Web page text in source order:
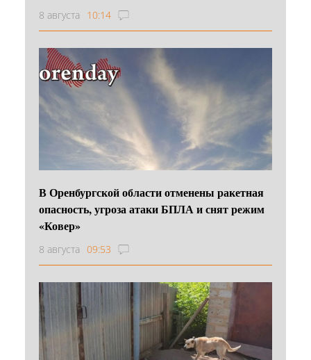
8 августа 10:14
В Оренбургской области отменены ракетная
опасность, угроза атаки БПЛА и снят режим
«Ковер»
8 августа 09:53